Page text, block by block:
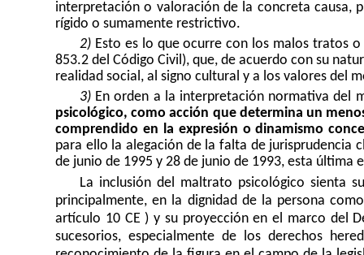
interpretación o valoración de la concreta causa,
rígido o sumamente restrictivo.
2) Esto es lo que ocurre con los malos tratos
853.2 del Código Civil), que, de acuerdo con su
realidad social, al signo cultural y a los valores del
3) En orden a la interpretación normativa del
psicológico, como acción que determina un
comprendido en la expresión o dinamismo
para ello la alegación de la falta de jurisprudencia
de junio de 1995 y 28 de junio de 1993, esta
La inclusión del maltrato psicológico sienta
principalmente, en la dignidad de la persona
artículo 10 CE ) y su proyección en el marco del
sucesorios, especialmente de los derechos